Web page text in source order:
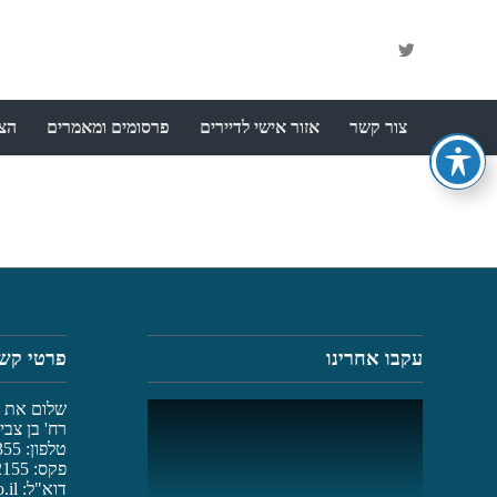
צור קשר אזור אישי לדיירים פרסומים ומאמרים
עקבו אחרינו פרטי
שלום את
רח' בן צבי 2 רמת גן, 52247.
טלפון: 03-6782355
פקס: 03-6782155
דוא"ל: